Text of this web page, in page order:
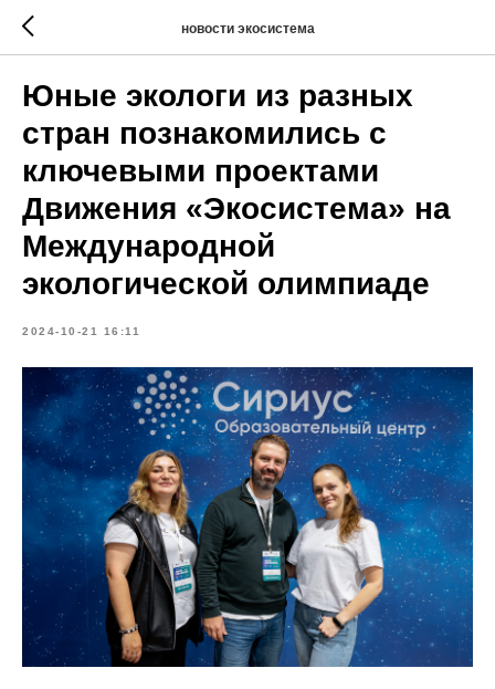
новости экосистема
Юные экологи из разных
стран познакомились с
ключевыми проектами
Движения «Экосистема» на
Международной
экологической олимпиаде
2024-10-21 16:11